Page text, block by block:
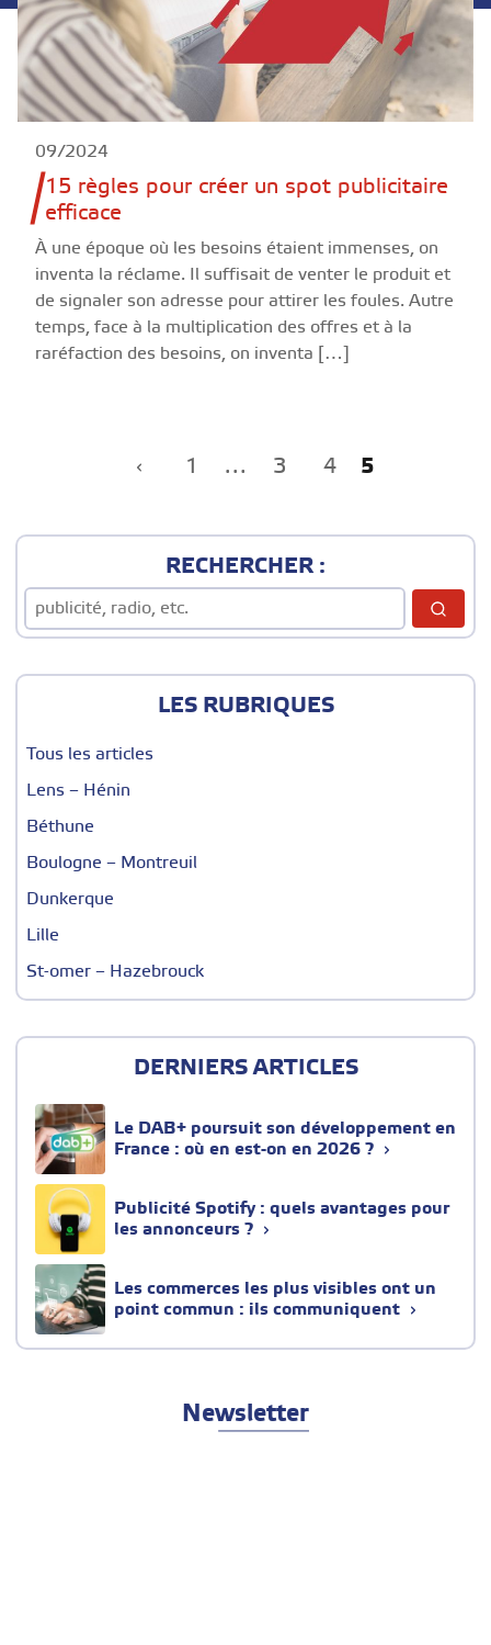
09/2024
15 règles pour créer un spot publicitaire
efficace
À une époque où les besoins étaient immenses, on
inventa la réclame. Il suffisait de venter le produit et
de signaler son adresse pour attirer les foules. Autre
temps, face à la multiplication des offres et à la
raréfaction des besoins, on inventa […]
Précédent
1 … 3 4 5
RECHERCHER :
LES RUBRIQUES
Tous les articles
Lens – Hénin
Béthune
Boulogne – Montreuil
Dunkerque
Lille
St-omer – Hazebrouck
DERNIERS ARTICLES
Le DAB+ poursuit son développement en
France : où en est-on en 2026 ?
Publicité Spotify : quels avantages pour
les annonceurs ?
Les commerces les plus visibles ont un
point commun : ils communiquent
Newsletter